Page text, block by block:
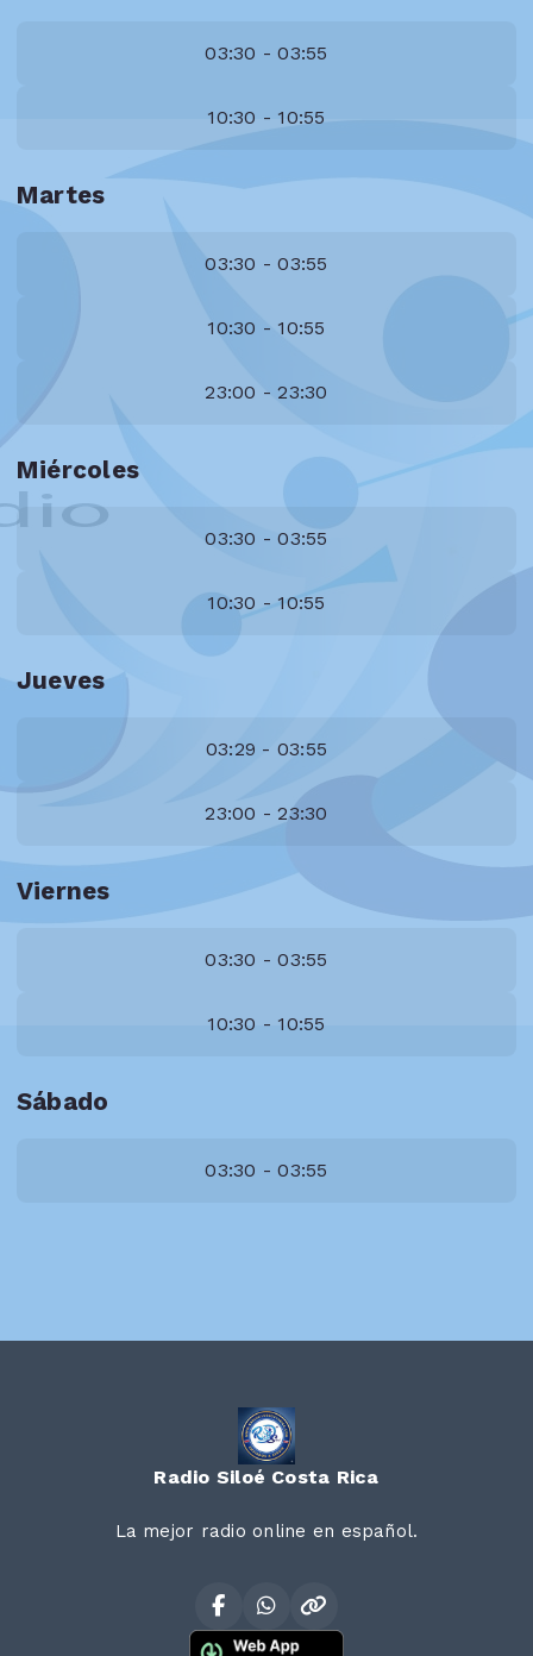
03:30 - 03:55
10:30 - 10:55
Martes
03:30 - 03:55
10:30 - 10:55
23:00 - 23:30
Miércoles
03:30 - 03:55
10:30 - 10:55
Jueves
03:29 - 03:55
23:00 - 23:30
Viernes
03:30 - 03:55
10:30 - 10:55
Sábado
03:30 - 03:55
Radio Siloé Costa Rica
La mejor radio online en español.